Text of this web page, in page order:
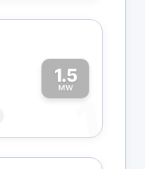
1.5
MW
1